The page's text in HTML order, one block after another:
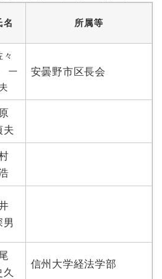
名 所属等
々
一
夫
安曇野市区長会
夫
男
久
信州大学経法学部